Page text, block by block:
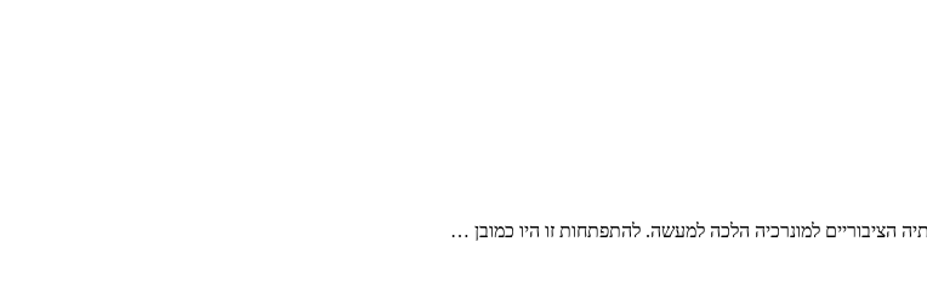
הציבוריים למונרכיה הלכה למעשה. להתפתחות זו היו כמובן …